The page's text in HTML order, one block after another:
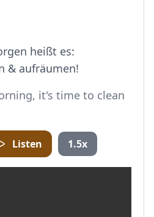
heißt es:
& aufräumen!
it's time to clean
Listen 1.5x